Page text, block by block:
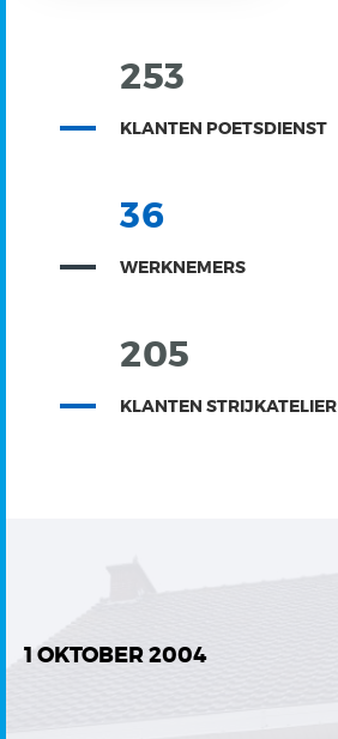
253
KLANTEN POETSDIENST
36
WERKNEMERS
205
KLANTEN STRIJKATELIER
1 OKTOBER 2004